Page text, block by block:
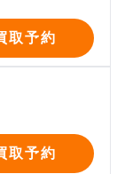
取予約
取予約